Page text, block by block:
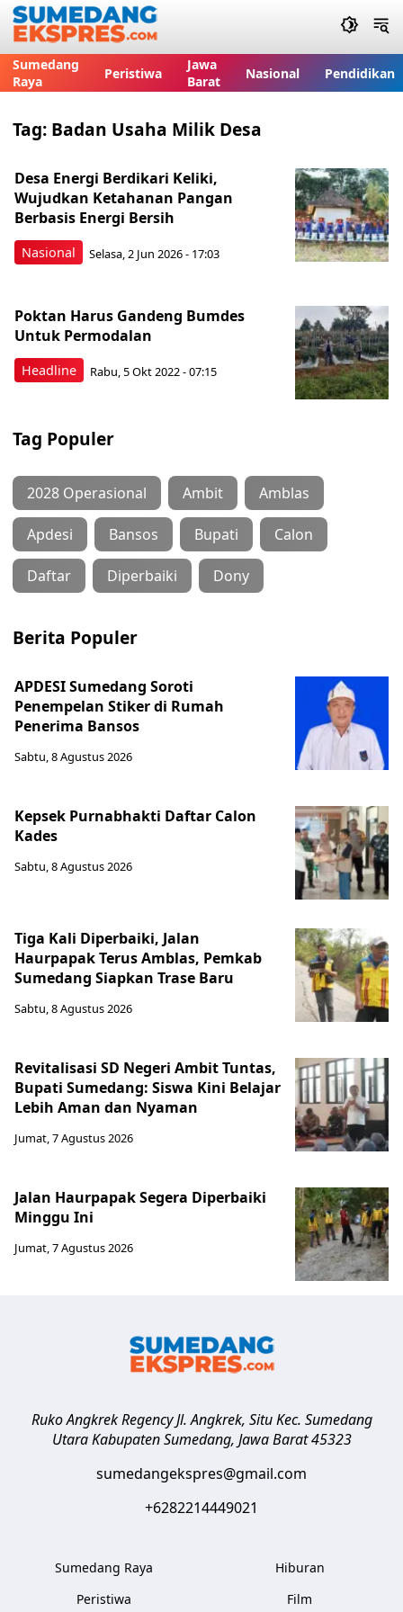
Sumedang
Raya
Peristiwa
Jawa
Barat
Nasional Pendidikan
Tag: Badan Usaha Milik Desa
Nasional
Desa Energi Berdikari Keliki,
Wujudkan Ketahanan Pangan
Berbasis Energi Bersih
Selasa, 2 Jun 2026 - 17:03
Headline
Poktan Harus Gandeng Bumdes
Untuk Permodalan
Rabu, 5 Okt 2022 - 07:15
Tag Populer
2028 Operasional Ambit Amblas
Apdesi Bansos Bupati Calon
Daftar Diperbaiki Dony
Berita Populer
APDESI Sumedang Soroti
Penempelan Stiker di Rumah
Penerima Bansos
Sabtu, 8 Agustus 2026
Kepsek Purnabhakti Daftar Calon
Kades
Sabtu, 8 Agustus 2026
Tiga Kali Diperbaiki, Jalan
Haurpapak Terus Amblas, Pemkab
Sumedang Siapkan Trase Baru
Sabtu, 8 Agustus 2026
Revitalisasi SD Negeri Ambit Tuntas,
Bupati Sumedang: Siswa Kini Belajar
Lebih Aman dan Nyaman
Jumat, 7 Agustus 2026
Jalan Haurpapak Segera Diperbaiki
Minggu Ini
Jumat, 7 Agustus 2026
Ruko Angkrek Regency Jl. Angkrek, Situ Kec. Sumedang
Utara Kabupaten Sumedang, Jawa Barat 45323
sumedangekspres@gmail.com
+6282214449021
Sumedang Raya
Peristiwa
Hiburan
Film